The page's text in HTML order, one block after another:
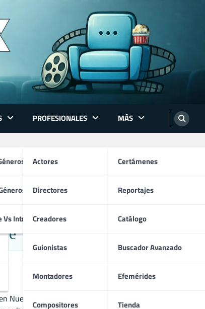
TV
Vs Intriga
PROFESIONALES
Actores
Directores
Creadores
Guionistas
Montadores
Compositores
MÁS
Certámenes
Reportajes
Catálogo
Buscador Avanzado
Efemérides
Tienda
Nueva York, Brody comenzó su carrera en el cine